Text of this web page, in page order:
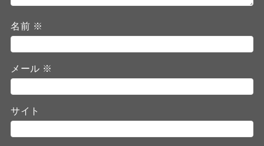
名前 ※
メール ※
サイト